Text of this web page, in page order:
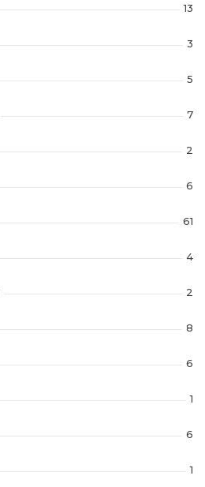
13
3
5
7
2
6
61
4
2
8
6
1
6
1